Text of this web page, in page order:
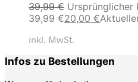
39,99€ Ursprünglicher
39,99 €20,00 €
inkl. MwSt.
Infos zu Bestellungen